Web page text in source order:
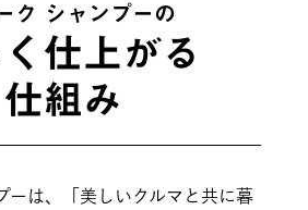
ク シャンプーの
仕上がる
仕組み
ーは、「美しいクルマと共に暮